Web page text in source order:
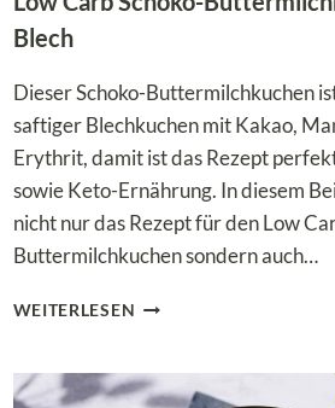
Blech
Dieser Schoko-Buttermilchkuchen
saftiger Blechkuchen mit Kakao,
Erythrit, damit ist das Rezept
sowie Keto-Ernährung. In diesem
nicht nur das Rezept für den Low
Buttermilchkuchen sondern auch…
WEITERLESEN LOW
BUTTERMILCHKUCHEN